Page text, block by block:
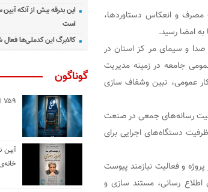
و انعکاس دستاوردها،
امضا رسید.
و سیمای مر کز استان در
جامعه در زمینه مدیریت
عمومی، تبین وشفاف سازی
رسانه‌های جمعی در صنعت
دستگاه‌های اجرایی برای
و فعالیت نیازمند پیوست
رسانی، مستند سازی و
این بدرقه بیش از آنکه
است
کالابرگ این کدملی‌ها فعال
گوناگون
۷۵۹ اثر به «طلوع ماه» رسید
آیین